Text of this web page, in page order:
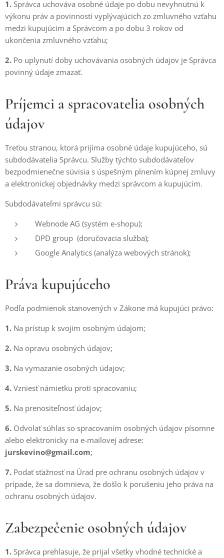
1. Správca uchováva osobné údaje po dobu nevyhnutnú k
výkonu práv a povinností vyplývajúcich zo zmluvného vzťahu
medzi kupujúcim a Správcom a po dobu 3 rokov od
ukončenia zmluvného vzťahu;
2. Po uplynutí doby uchovávania osobných údajov je Správca
povinný údaje zmazať.
Príjemci a spracovatelia osobných
údajov
Treťou stranou, ktorá prijíma osobné údaje kupujúceho, sú
subdodávatelia Správcu. Služby týchto subdodávateľov
bezpodmienečne súvisia s úspešným plnením kúpnej zmluvy
a elektronickej objednávky medzi správcom a kupujúcim.
Subdodávateľmi správcu sú:
Webnode AG (systém e-shopu);
DPD group (doručovacia služba);
Google Analytics (analýza webových stránok);
Práva kupujúceho
Podľa podmienok stanovených v Zákone má kupujúci právo:
1. Na prístup k svojim osobným údajom;
2. Na opravu osobných údajov;
3. Na vymazanie osobných údajov;
4. Vzniesť námietku proti spracovaniu;
5. Na prenositeľnosť údajov;
6. Odvolať súhlas so spracovaním osobných údajov písomne
alebo elektronicky na e-mailovej adrese:
jurskevino@gmail.com;
7. Podať sťažnosť na Úrad pre ochranu osobných údajov v
prípade, že sa domnieva, že došlo k porušeniu jeho práva na
ochranu osobných údajov.
Zabezpečenie osobných údajov
1. Správca prehlasuje, že prijal všetky vhodné technické a